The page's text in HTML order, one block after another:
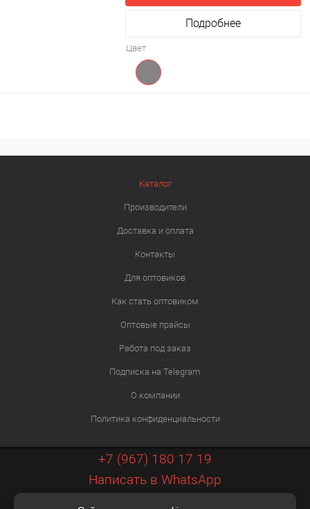
Подробнее
Цвет
Каталог
Производители
Доставка и оплата
Контакты
Для оптовиков
Как стать оптовиком
Оптовые прайсы
Работа под заказ
Подписка на Telegram
О компании
Политика конфиденциальности
+7 (967) 180 17 19
Написать в WhatsApp